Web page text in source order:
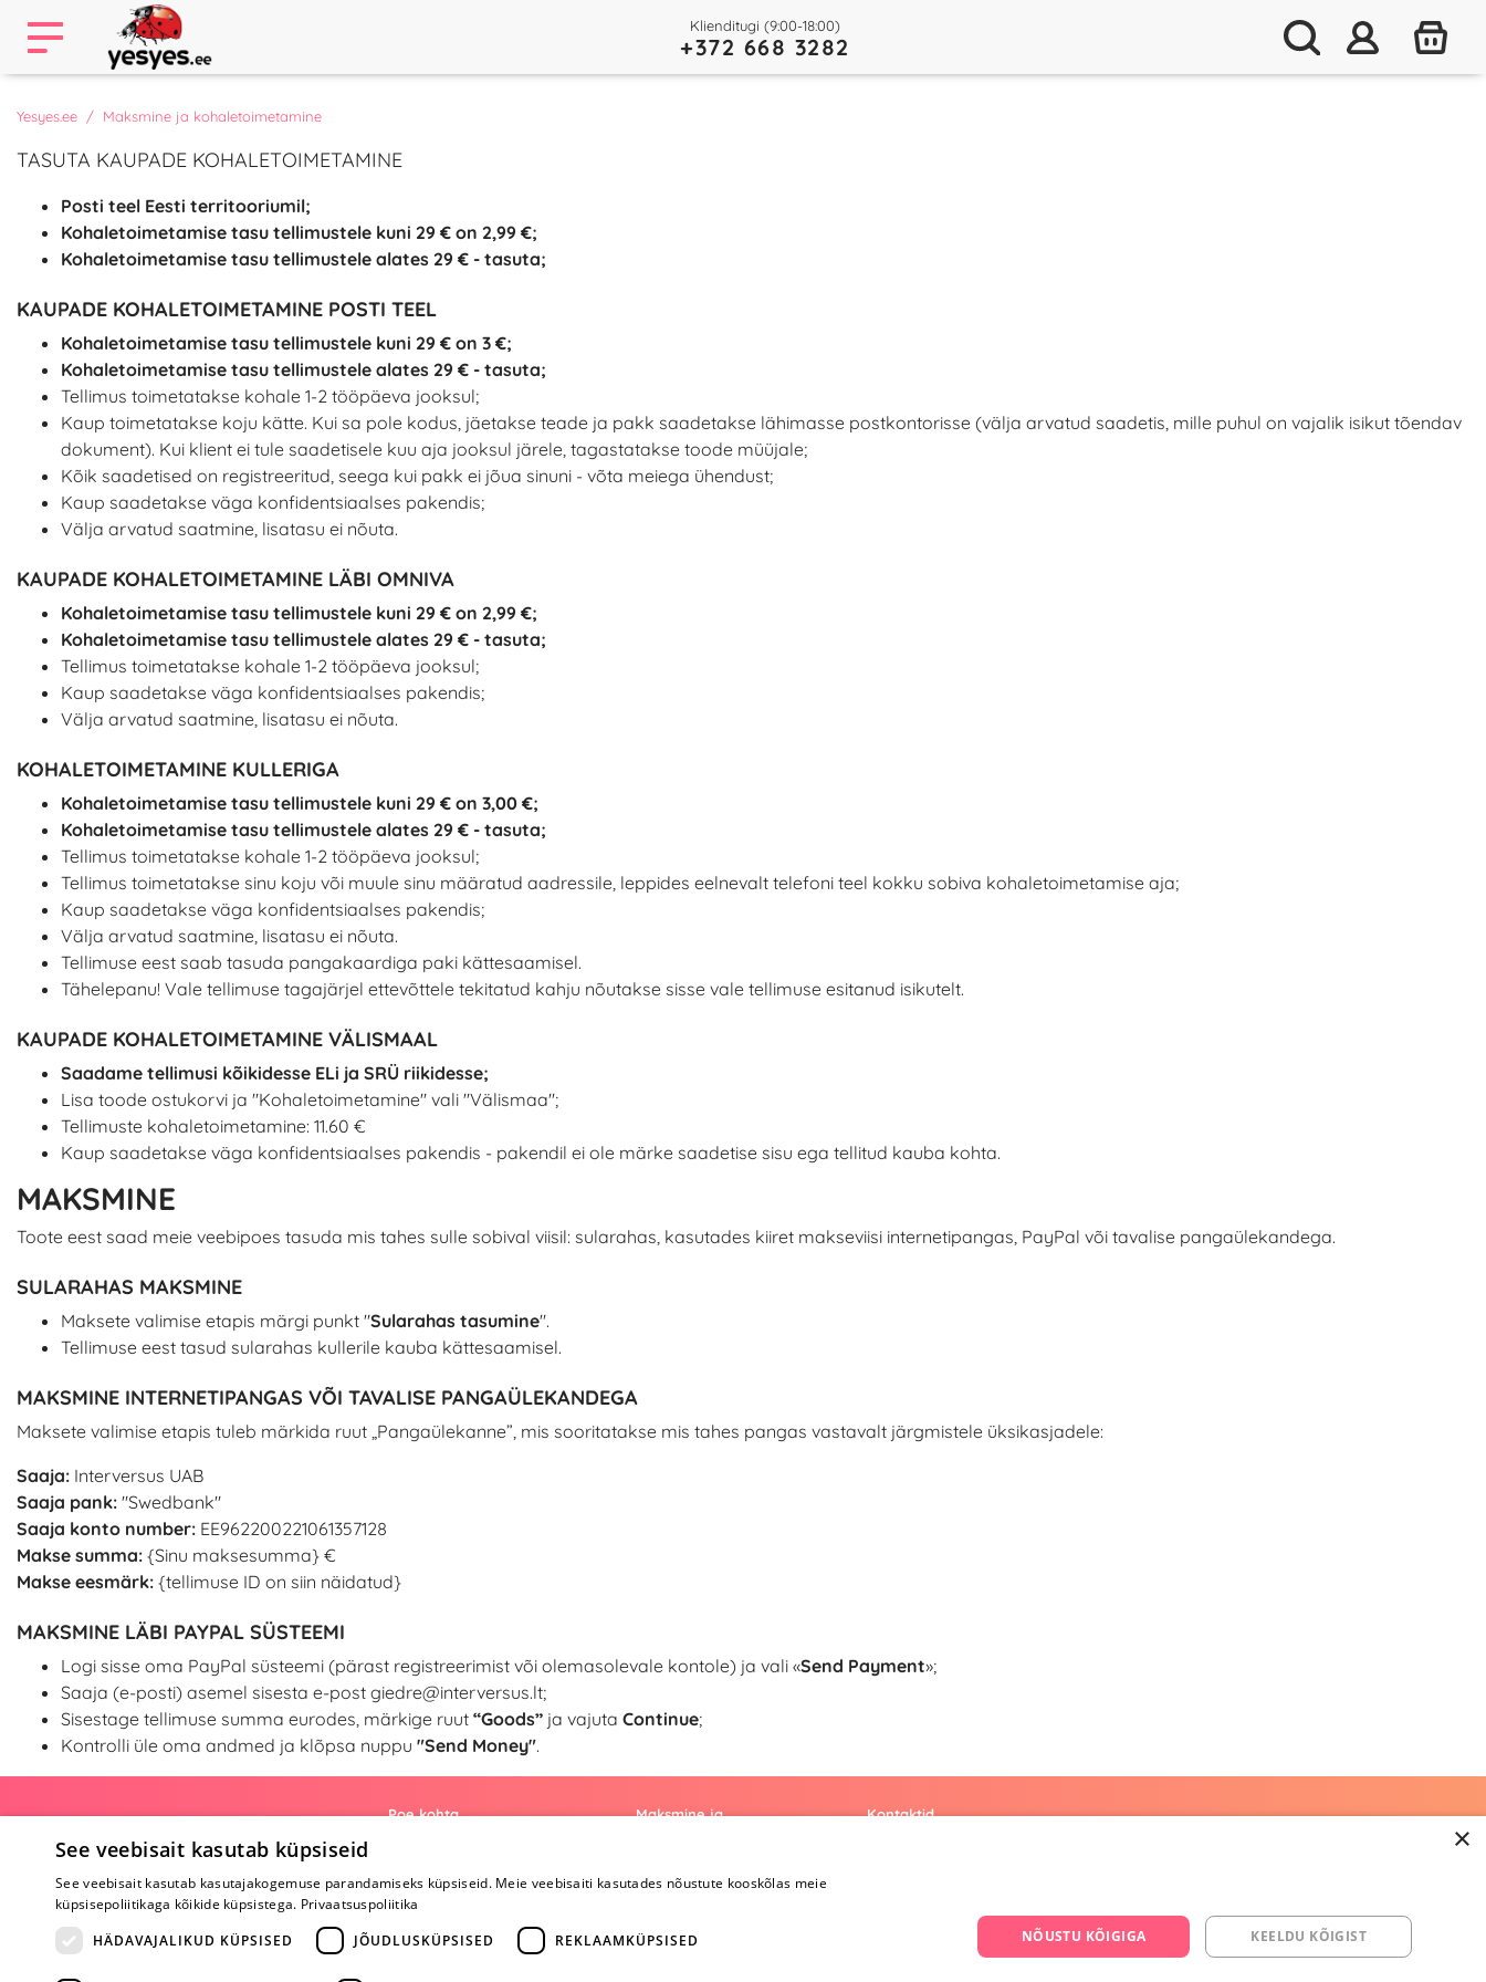
Klienditugi (9:00-18:00)
+372 668 3282
Yesyes.ee Maksmine ja kohaletoimetamine
TASUTA KAUPADE KOHALETOIMETAMINE
Posti teel Eesti territooriumil;
Kohaletoimetamise tasu tellimustele kuni 29 € on 2,99 €;
Kohaletoimetamise tasu tellimustele alates 29 € - tasuta;
KAUPADE KOHALETOIMETAMINE POSTI TEEL
Kohaletoimetamise tasu tellimustele kuni 29 € on 3 €;
Kohaletoimetamise tasu tellimustele alates 29 € - tasuta;
Tellimus toimetatakse kohale 1-2 tööpäeva jooksul;
Kaup toimetatakse koju kätte. Kui sa pole kodus, jäetakse teade ja pakk saadetakse lähimasse postkontorisse (välja arvatud saadetis, mille puhul on vajalik isikut tõendav
dokument). Kui klient ei tule saadetisele kuu aja jooksul järele, tagastatakse toode müüjale;
Kõik saadetised on registreeritud, seega kui pakk ei jõua sinuni - võta meiega ühendust;
Kaup saadetakse väga konfidentsiaalses pakendis;
Välja arvatud saatmine, lisatasu ei nõuta.
KAUPADE KOHALETOIMETAMINE LÄBI OMNIVA
Kohaletoimetamise tasu tellimustele kuni 29 € on 2,99 €;
Kohaletoimetamise tasu tellimustele alates 29 € - tasuta;
Tellimus toimetatakse kohale 1-2 tööpäeva jooksul;
Kaup saadetakse väga konfidentsiaalses pakendis;
Välja arvatud saatmine, lisatasu ei nõuta.
KOHALETOIMETAMINE KULLERIGA
Kohaletoimetamise tasu tellimustele kuni 29 € on 3,00 €;
Kohaletoimetamise tasu tellimustele alates 29 € - tasuta;
Tellimus toimetatakse kohale 1-2 tööpäeva jooksul;
Tellimus toimetatakse sinu koju või muule sinu määratud aadressile, leppides eelnevalt telefoni teel kokku sobiva kohaletoimetamise aja;
Kaup saadetakse väga konfidentsiaalses pakendis;
Välja arvatud saatmine, lisatasu ei nõuta.
Tellimuse eest saab tasuda pangakaardiga paki kättesaamisel.
Tähelepanu! Vale tellimuse tagajärjel ettevõttele tekitatud kahju nõutakse sisse vale tellimuse esitanud isikutelt.
KAUPADE KOHALETOIMETAMINE VÄLISMAAL
Saadame tellimusi kõikidesse ELi ja SRÜ riikidesse;
Lisa toode ostukorvi ja "Kohaletoimetamine" vali "Välismaa";
Tellimuste kohaletoimetamine: 11.60 €
Kaup saadetakse väga konfidentsiaalses pakendis - pakendil ei ole märke saadetise sisu ega tellitud kauba kohta.
MAKSMINE
Toote eest saad meie veebipoes tasuda mis tahes sulle sobival viisil: sularahas, kasutades kiiret makseviisi internetipangas, PayPal või tavalise pangaülekandega.
SULARAHAS MAKSMINE
Maksete valimise etapis märgi punkt "Sularahas tasumine".
Tellimuse eest tasud sularahas kullerile kauba kättesaamisel.
MAKSMINE INTERNETIPANGAS VÕI TAVALISE PANGAÜLEKANDEGA
Maksete valimise etapis tuleb märkida ruut „Pangaülekanne”, mis sooritatakse mis tahes pangas vastavalt järgmistele üksikasjadele:
Saaja: Interversus UAB
Saaja pank: "Swedbank"
Saaja konto number: EE962200221061357128
Makse summa: {Sinu maksesumma} €
Makse eesmärk: {tellimuse ID on siin näidatud}
MAKSMINE LÄBI PAYPAL SÜSTEEMI
Logi sisse oma PayPal süsteemi (pärast registreerimist või olemasolevale kontole) ja vali «Send Payment»;
Saaja (e-posti) asemel sisesta e-post giedre@interversus.lt;
Sisestage tellimuse summa eurodes, märkige ruut “Goods” ja vajuta Continue;
Kontrolli üle oma andmed ja klõpsa nuppu "Send Money".
Poe kohta
Koostöö
Tagasiside
Küsimused
Maksmine ja
Maksmine ja
Kauba tagastamine
Kontaktid
info@yesyes.ee
×
See veebisait kasutab küpsiseid
See veebisait kasutab kasutajakogemuse parandamiseks küpsiseid. Meie veebisaiti kasutades nõustute kooskõlas meie
küpsisepoliitikaga kõikide küpsistega. Privaatsuspoliitika
HÄDAVAJALIKUD KÜPSISED
JÕUDLUSKÜPSISED REKLAAMKÜPSISED NÕUSTU KÕIGIGA KEELDU KÕIGIST